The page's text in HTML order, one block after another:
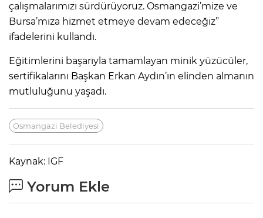
çalışmalarımızı sürdürüyoruz. Osmangazi’mize ve
Bursa’mıza hizmet etmeye devam edeceğiz”
ifadelerini kullandı.
Eğitimlerini başarıyla tamamlayan minik yüzücüler,
sertifikalarını Başkan Erkan Aydın’ın elinden almanın
mutluluğunu yaşadı.
Osmangazi Belediyesi
Kaynak: IGF
Yorum Ekle